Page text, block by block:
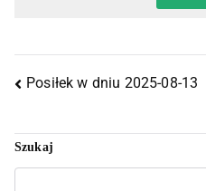
Posiłek w dniu 2025-08-13
Szukaj